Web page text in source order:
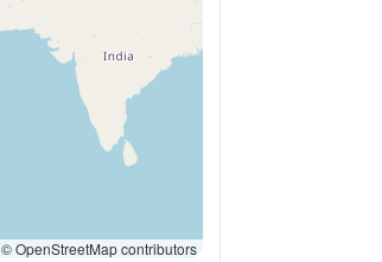
© OpenStreetMap contributors